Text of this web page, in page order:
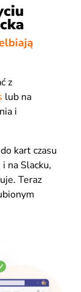
z
lub na
i
kart czasu
na Slacku,
Teraz